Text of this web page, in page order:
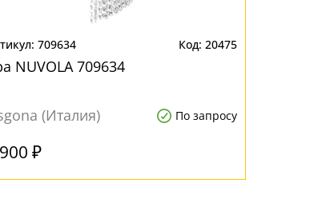
709634 20475
NUVOLA 709634
(Италия) По запросу
₽